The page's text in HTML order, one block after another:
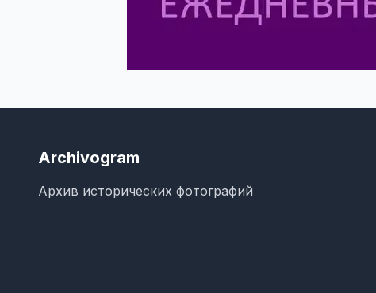
Archivogram
Архив исторических фотографий